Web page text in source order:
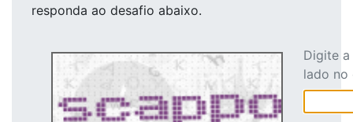
responda ao desafio abaixo.
Digite
lado no